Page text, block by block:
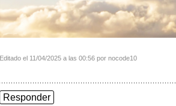
Editado el 11/04/2025 a las 00:56 por nocode10
Responder